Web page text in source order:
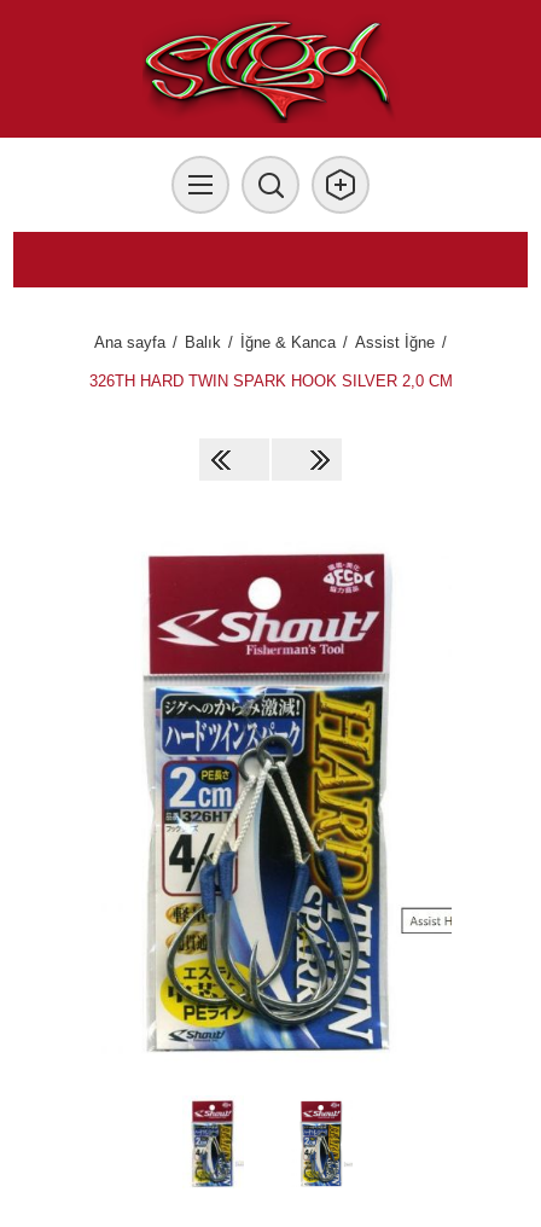
Ana sayfa / Balık / İğne & Kanca / Assist İğne /
326TH HARD TWIN SPARK HOOK SILVER 2,0 CM